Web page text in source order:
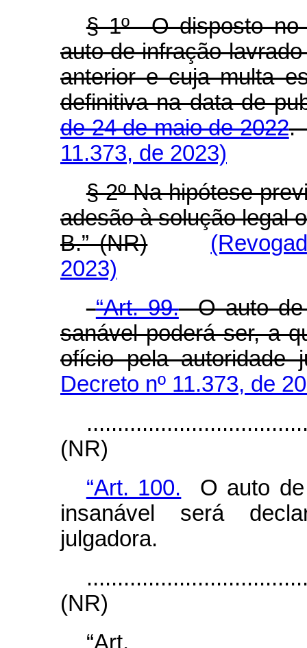
§ 1º O disposto
auto de infração
anterior e cuja multa
definitiva na data de
de 24 de maio de 2022
11.373, de 2023)
§ 2º Na hipótese
adesão à solução legal
B.” (NR)
2023)
“Art. 99.O auto de
sanável poderá ser, a
ofício pela autoridade
Decreto nº 11.373, de
(NR)
“Art. 100. O auto de
insanável será
julgadora.
(NR)